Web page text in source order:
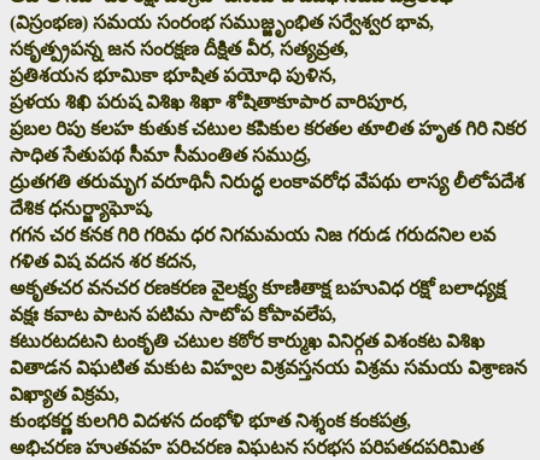
(విస్రంభణ) సమయ సంరంభ సముజ్జృంభిత సర్వేశ్వర భావ,
సకృత్ప్రపన్న జన సంరక్షణ దీక్షిత వీర, సత్యవ్రత,
ప్రతిశయన భూమికా భూషిత పయోధి పుళిన,
ప్రళయ శిఖి పరుష విశిఖ శిఖా శోషితాకూపార వారిపూర,
ప్రబల రిపు కలహ కుతుక చటుల కపికుల కరతల తూలిత హృత గిరి నికర
సాధిత సేతుపథ సీమా సీమంతిత సముద్ర,
ద్రుతగతి తరుమృగ వరూథినీ నిరుద్ధ లంకావరోధ వేపథు లాస్య లీలోపదేశ
దేశిక ధనుర్జ్యాఘోష,
గగన చర కనక గిరి గరిమ ధర నిగమమయ నిజ గరుడ గరుదనిల లవ
గళిత విష వదన శర కదన,
అకృతచర వనచర రణకరణ వైలక్ష్య కూణితాక్ష బహువిధ రక్షో బలాధ్యక్ష
వక్షః కవాట పాటన పటిమ సాటోప కోపావలేప,
కటురటదటని టంకృతి చటుల కఠోర కార్ముఖ వినిర్గత విశంకట విశిఖ
వితాడన విఘటిత మకుట విహ్వల విశ్రవస్తనయ విశ్రమ సమయ విశ్రాణన
విఖ్యాత విక్రమ,
కుంభకర్ణ కులగిరి విదళన దంభోళి భూత నిశ్శంక కంకపత్ర,
అభిచరణ హుతవహ పరిచరణ విఘటన సరభస పరిపతదపరిమిత